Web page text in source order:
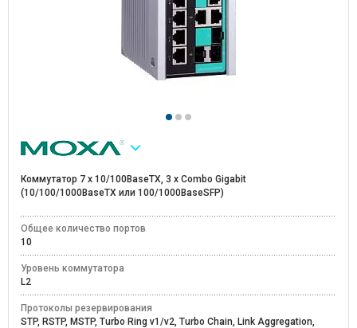
Коммутатор 7 x 10/100BaseTX, 3 x Combo Gigabit
(10/100/1000BaseTX или 100/1000BaseSFP)
Общее количество портов
10
Уровень коммутатора
L2
Протоколы резервирования
STP, RSTP, MSTP, Turbo Ring v1/v2, Turbo Chain, Link Aggregation,